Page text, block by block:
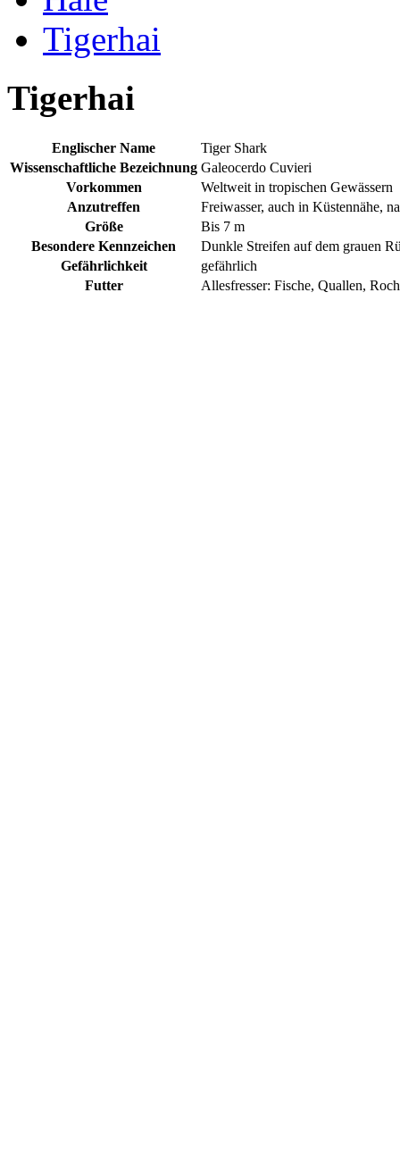
Tigerhai
Tigerhai
Englischer Name
Tiger Shark
Wissenschaftliche Bezeichnung Galeocerdo Cuvieri
Vorkommen
Weltweit in tropischen Gewässern
Anzutreffen
Freiwasser, auch in Küstennähe,
Größe
Bis 7 m
Besondere Kennzeichen
Dunkle Streifen auf dem grauen
Gefährlichkeit
gefährlich
Futter
Allesfresser: Fische, Quallen,